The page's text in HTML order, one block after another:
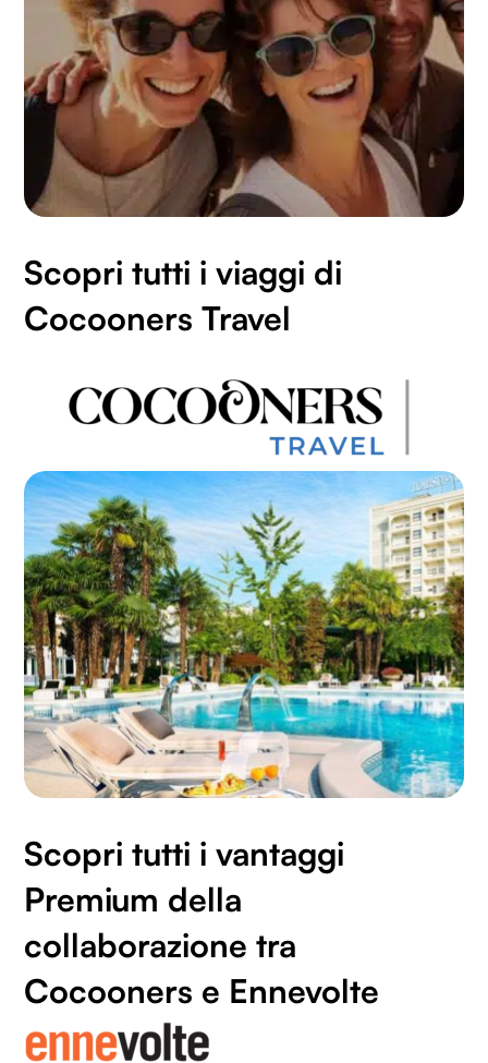
Scopri tutti i viaggi di
Cocooners Travel
Scopri tutti i vantaggi
Premium della
collaborazione tra
Cocooners e Ennevolte